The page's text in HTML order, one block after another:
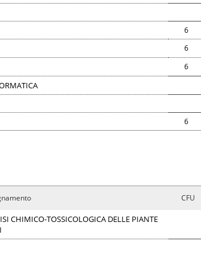
6
6
6
6
CFU
CHIMICO-TOSSICOLOGICA DELLE PIANTE